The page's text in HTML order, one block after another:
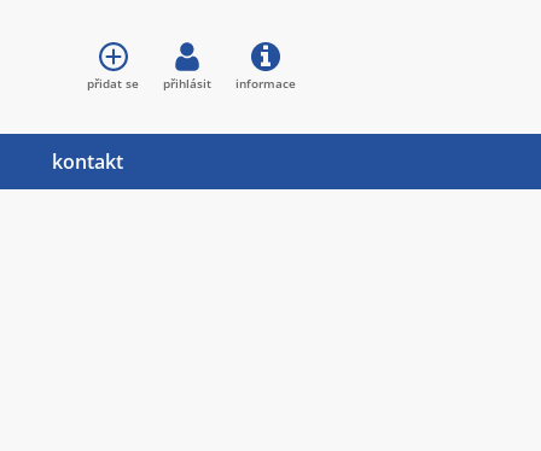
kontakt
přidat se přihlásit informace